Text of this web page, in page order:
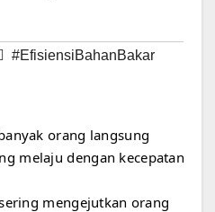
#EfisiensiBahanBakar
orang langsung
melaju dengan kecepatan
mengejutkan orang